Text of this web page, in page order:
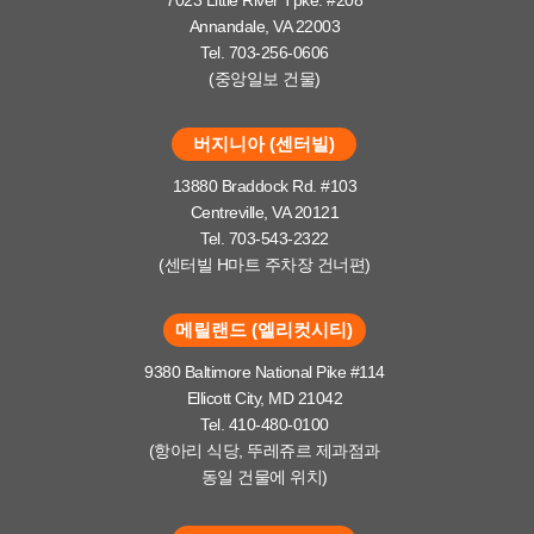
Annandale, VA 22003
Tel. 703-256-0606
(중앙일보 건물)
버지니아 (센터빌)
13880 Braddock Rd. #103
Centreville, VA 20121
Tel. 703-543-2322
(센터빌 H마트 주차장 건너편)
메릴랜드 (엘리컷시티)
9380 Baltimore National Pike #114
Ellicott City, MD 21042
Tel. 410-480-0100
(항아리 식당, 뚜레쥬르 제과점과
동일 건물에 위치)